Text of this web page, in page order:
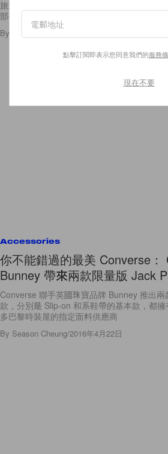
旅遊書的體力，因為所有的景點、美食、甚
部手機就
By Stacey Chien
Accessories
你不能錯過的最美 Converse：
Bunney 帶來兩款限量版 Jack
Converse 聯手英國珠寶品牌 Bunney 推出
款，分別是 Slip-on 和系鞋帶的基本款，都
多巴黎時裝屋的指定面料供應商
By Season Cheung/2016年4月22日
點擊訂閱即表示您同意我們的服務
現在不要